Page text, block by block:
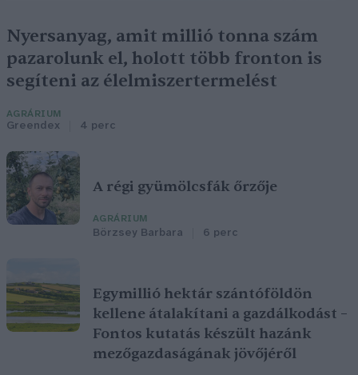
Nyersanyag, amit millió tonna szám
pazarolunk el, holott több fronton is
segíteni az élelmiszertermelést
AGRÁRIUM
Greendex 4 perc
A régi gyümölcsfák őrzője
AGRÁRIUM
Börzsey Barbara 6 perc
Egymillió hektár szántóföldön
kellene átalakítani a gazdálkodást –
Fontos kutatás készült hazánk
mezőgazdaságának jövőjéről